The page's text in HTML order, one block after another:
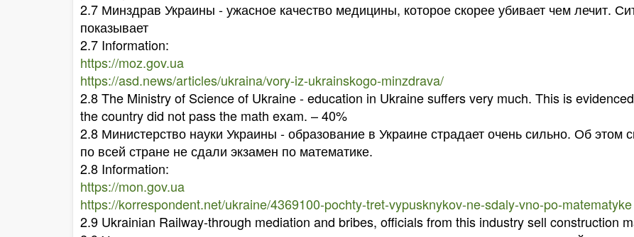
2.7 Минздрав Украины - ужасное качество медицины, которое скорее убивает чем лечит.
показывает
2.7 Information:
https://moz.gov.ua
https://asd.news/articles/ukraina/vory-iz-ukrainskogo-minzdrava/
2.8 The Ministry of Science of Ukraine - education in Ukraine suffers very much. This is
the country did not pass the math exam. – 40%
2.8 Министерство науки Украины - образование в Украине страдает очень сильно. Об этом
по всей стране не сдали экзамен по математике.
2.8 Information:
https://mon.gov.ua
https://korrespondent.net/ukraine/4369100-pochty-tret-vypusknykov-ne-sdaly-vno-po-matematyke
2.9 Ukrainian Railway-through mediation and bribes, officials from this industry sell construction